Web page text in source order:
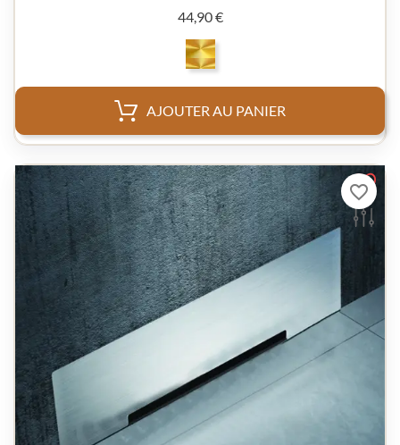
44,90 €Prix
AJOUTER AU PANIER
favorite_border